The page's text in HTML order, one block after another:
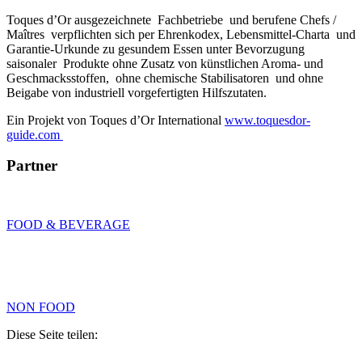
Toques d’Or ausgezeichnete Fachbetriebe und berufene Chefs /
Maîtres verpflichten sich per Ehrenkodex, Lebensmittel-Charta und
Garantie-Urkunde zu gesundem Essen unter Bevorzugung
saisonaler Produkte ohne Zusatz von künstlichen Aroma- und
Geschmacksstoffen, ohne chemische Stabilisatoren und ohne
Beigabe von industriell vorgefertigten Hilfszutaten.
Ein Projekt von Toques d’Or International www.toquesdor-
guide.com
Partner
FOOD & BEVERAGE
NON FOOD
Diese Seite teilen: